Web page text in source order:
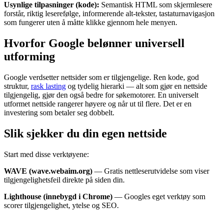
Usynlige tilpasninger (kode): Semantisk HTML som skjermlesere
forstår, riktig leserefølge, informerende alt-tekster, tastaturnavigasjon
som fungerer uten å måtte klikke gjennom hele menyen.
Hvorfor Google belønner universell
utforming
Google verdsetter nettsider som er tilgjengelige. Ren kode, god
struktur, rask lasting og tydelig hierarki — alt som gjør en nettside
tilgjengelig, gjør den også bedre for søkemotorer. En universelt
utformet nettside rangerer høyere og når ut til flere. Det er en
investering som betaler seg dobbelt.
Slik sjekker du din egen nettside
Start med disse verktøyene:
WAVE (wave.webaim.org) — Gratis nettleserutvidelse som viser
tilgjengelighetsfeil direkte på siden din.
Lighthouse (innebygd i Chrome) — Googles eget verktøy som
scorer tilgjengelighet, ytelse og SEO.